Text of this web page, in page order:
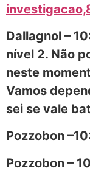
Dallagnol –
nível 2. Não
neste
Vamos
sei se vale
Pozzobon
Pozzobon –